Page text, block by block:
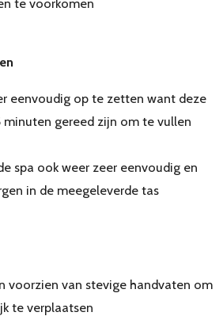
te voorkomen
eenvoudig op te zetten want deze
minuten gereed zijn om te vullen
spa ook weer zeer eenvoudig en
in de meegeleverde tas
voorzien van stevige handvaten om
te verplaatsen